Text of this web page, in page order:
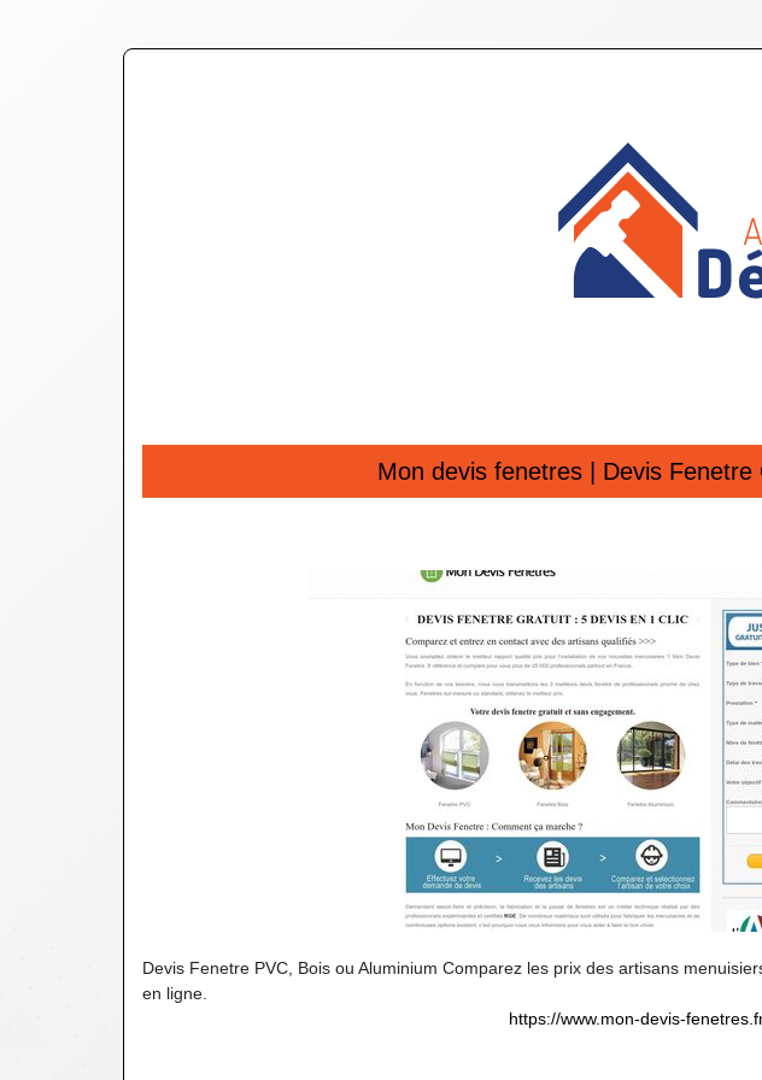
Mon devis fenetres | Devis
Devis Fenetre PVC, Bois ou Aluminium Comparez les prix des artisans
en ligne.
https://www.mon-devis-